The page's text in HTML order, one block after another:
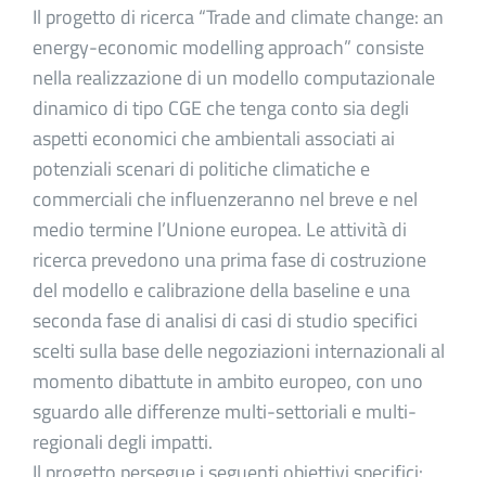
Il progetto di ricerca “Trade and climate change: an
energy-economic modelling approach” consiste
nella realizzazione di un modello computazionale
dinamico di tipo CGE che tenga conto sia degli
aspetti economici che ambientali associati ai
potenziali scenari di politiche climatiche e
commerciali che influenzeranno nel breve e nel
medio termine l’Unione europea. Le attività di
ricerca prevedono una prima fase di costruzione
del modello e calibrazione della baseline e una
seconda fase di analisi di casi di studio specifici
scelti sulla base delle negoziazioni internazionali al
momento dibattute in ambito europeo, con uno
sguardo alle differenze multi-settoriali e multi-
regionali degli impatti.